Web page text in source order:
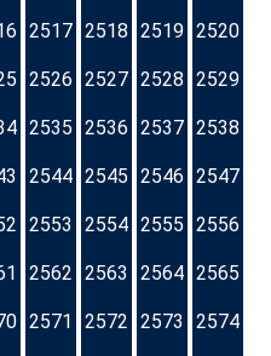
2517 2518 2519 2520
2526 2527 2528 2529
2535 2536 2537 2538
2544 2545 2546 2547
2553 2554 2555 2556
2562 2563 2564 2565
2571 2572 2573 2574